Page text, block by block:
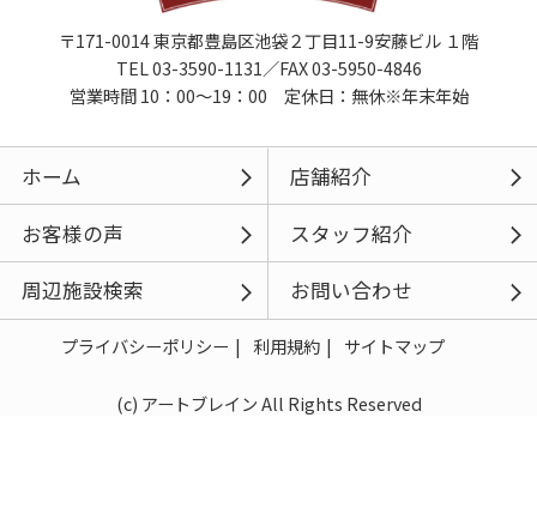
〒171-0014 東京都豊島区池袋２丁目11-9安藤ビル １階
TEL 03-3590-1131／FAX 03-5950-4846
営業時間 10：00～19：00 定休日：無休※年末年始
ホーム
店舗紹介
お客様の声
スタッフ紹介
周辺施設検索
お問い合わせ
プライバシーポリシー 利用規約 サイトマップ
(c) アートブレイン All Rights Reserved